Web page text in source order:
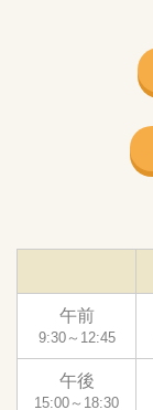
午前
9:30～12:45
午後
15:00～18:30